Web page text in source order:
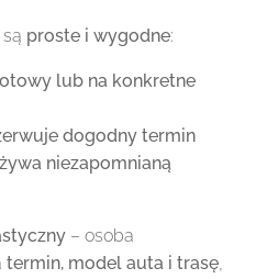
proste i wygodne:
lub na konkretne
dogodny termin
niezapomnianą
– osoba
termin, model auta i trasę,